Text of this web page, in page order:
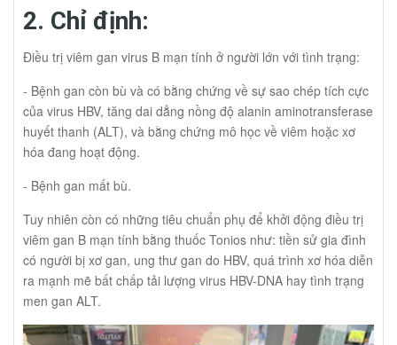
hàng: DS.Nhung 0974433519. Cố vấn chuyên môn: Bác sĩ
Thắng, 0988778115. Có kinh nghiệm làm việc lâm sàng tại những
viện hàng đầu Việt, Úc, Mỹ giúp bạn tư vấn tất cả những thắc
mắc liên quan đến viêm gan B mạn tính, kể cả kinh nghiệm sử
dụng những thuốc tiêm hiện đại nhất hay kinh nghiệm chữa
những ca bệnh viêm gan B mạn tính diễn biến nặng nhất. Giá
bán tham khảo: 399.000vnd/ hộp 28 viên Xem thêm: Bác sĩ
Thắng chữa viêm gan B giỏi Mua thuốc Hepbest 25mg điều trị
viêm gan B tốt nhất Mua thuốc Tenofovir 300mg tốt nhất Mua
thuốc Pharcavir 25mg tốt nhất Mua thuốc Tafsafe 25mg tốt nhất
Mua thuốc Fedovir 0,5mg tốt nhất Mua thuốc Mizinvir 0,5mg tốt
nhất Mua thuốc ARV điều trị HIV tốt nhất Nga chế thành công
thuốc chữa khỏi hoàn toàn viêm gan B thật sao? Chọn phương
pháp điều trị ung thư gan HCC tốt nhất
2. Chỉ định:
Điều trị viêm gan virus B mạn tính ở người lớn với tình trạng:
- Bệnh gan còn bù và có bằng chứng về sự sao chép tích cực
của virus HBV, tăng dai dẳng nồng độ alanin aminotransferase
huyết thanh (ALT), và bằng chứng mô học về viêm hoặc xơ
hóa đang hoạt động.
- Bệnh gan mất bù.
Tuy nhiên còn có những tiêu chuẩn phụ để khởi động điều trị
viêm gan B mạn tính bằng thuốc Tonios như: tiền sử gia đình
có người bị xơ gan, ung thư gan do HBV, quá trình xơ hóa diễn
ra mạnh mẽ bất chấp tải lượng virus HBV-DNA hay tình trạng
men gan ALT.